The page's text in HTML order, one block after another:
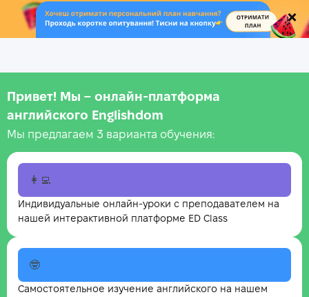
.
Привет! Мы – онлайн‑платформа
английского Englishdom
Мы предлагаем 3 варианта обучения:
👩‍💻
Индивидуальные онлайн-уроки с преподавателем на
нашей интерактивной платформе ED Class
🤓
Самостоятельное изучение английского на нашем